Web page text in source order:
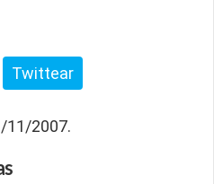
Twittear
11/2007.